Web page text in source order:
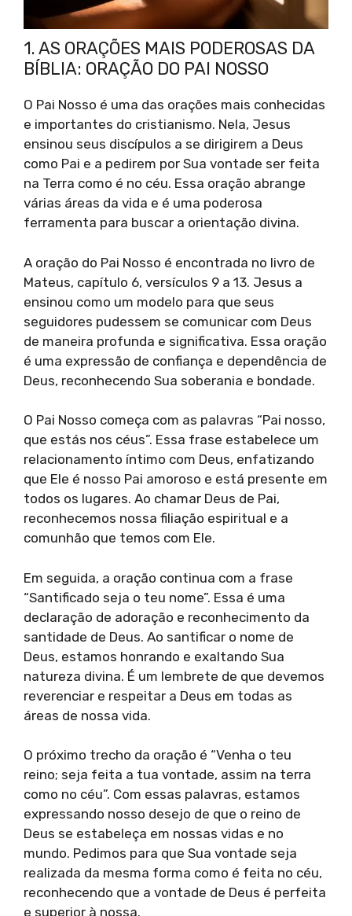
1. AS ORAÇÕES MAIS PODEROSAS DA
BÍBLIA: ORAÇÃO DO PAI NOSSO
O Pai Nosso é uma das orações mais conhecidas
e importantes do cristianismo. Nela, Jesus
ensinou seus discípulos a se dirigirem a Deus
como Pai e a pedirem por Sua vontade ser feita
na Terra como é no céu. Essa oração abrange
várias áreas da vida e é uma poderosa
ferramenta para buscar a orientação divina.
A oração do Pai Nosso é encontrada no livro de
Mateus, capítulo 6, versículos 9 a 13. Jesus a
ensinou como um modelo para que seus
seguidores pudessem se comunicar com Deus
de maneira profunda e significativa. Essa oração
é uma expressão de confiança e dependência de
Deus, reconhecendo Sua soberania e bondade.
O Pai Nosso começa com as palavras “Pai nosso,
que estás nos céus”. Essa frase estabelece um
relacionamento íntimo com Deus, enfatizando
que Ele é nosso Pai amoroso e está presente em
todos os lugares. Ao chamar Deus de Pai,
reconhecemos nossa filiação espiritual e a
comunhão que temos com Ele.
Em seguida, a oração continua com a frase
“Santificado seja o teu nome”. Essa é uma
declaração de adoração e reconhecimento da
santidade de Deus. Ao santificar o nome de
Deus, estamos honrando e exaltando Sua
natureza divina. É um lembrete de que devemos
reverenciar e respeitar a Deus em todas as
áreas de nossa vida.
O próximo trecho da oração é “Venha o teu
reino; seja feita a tua vontade, assim na terra
como no céu”. Com essas palavras, estamos
expressando nosso desejo de que o reino de
Deus se estabeleça em nossas vidas e no
mundo. Pedimos para que Sua vontade seja
realizada da mesma forma como é feita no céu,
reconhecendo que a vontade de Deus é perfeita
e superior à nossa.